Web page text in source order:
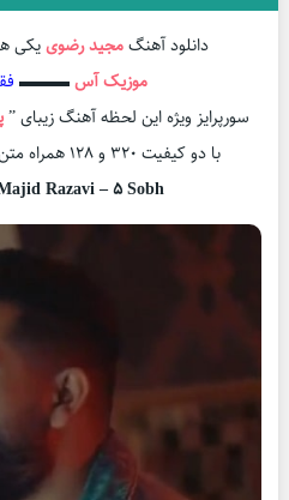
دانلود آهنگمجید رضوییکی
موزیک آس▬▬▬
سورپرایز ویژه این لحظه آهنگ زیبای ”
با دو کیفیت ۳۲۰ و ۱۲۸ همراه متن کامل آهنگ در موزیک آس
Razavi – 5 Sobh